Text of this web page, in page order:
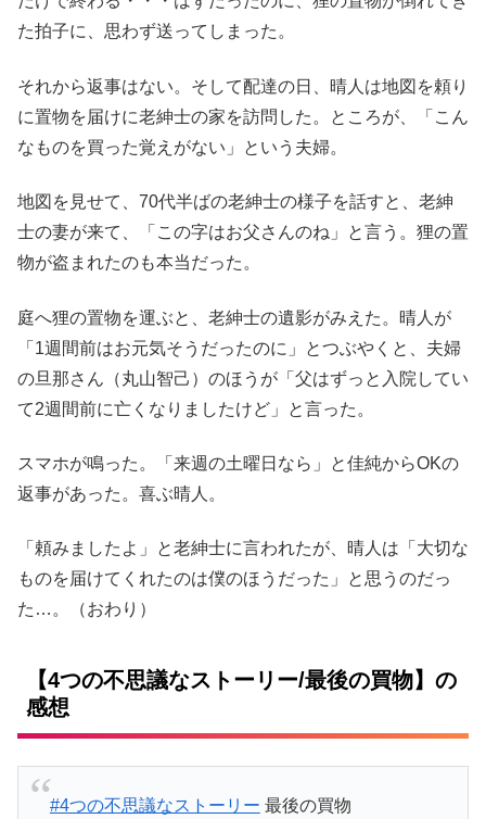
た拍子に、思わず送ってしまった。
それから返事はない。そして配達の日、晴人は地図を頼り
に置物を届けに老紳士の家を訪問した。ところが、「こん
なものを買った覚えがない」という夫婦。
地図を見せて、70代半ばの老紳士の様子を話すと、老紳
士の妻が来て、「この字はお父さんのね」と言う。狸の置
物が盗まれたのも本当だった。
庭へ狸の置物を運ぶと、老紳士の遺影がみえた。晴人が
「1週間前はお元気そうだったのに」とつぶやくと、夫婦
の旦那さん（丸山智己）のほうが「父はずっと入院してい
て2週間前に亡くなりましたけど」と言った。
スマホが鳴った。「来週の土曜日なら」と佳純からOKの
返事があった。喜ぶ晴人。
「頼みましたよ」と老紳士に言われたが、晴人は「大切な
ものを届けてくれたのは僕のほうだった」と思うのだっ
た…。（おわり）
【4つの不思議なストーリー/最後の買物】の
感想
#4つの不思議なストーリー 最後の買物